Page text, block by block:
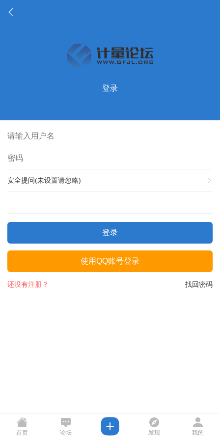
登录
安全提问(未设置请忽略)
登录
使用QQ账号登录
找回密码
还没有注册？
首页 论坛 发现 我的